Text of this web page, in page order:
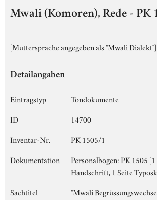
Mwali (Komoren), Rede - PK
[Muttersprache angegeben als "Mwali Dialekt"]
Detailangaben
Eintragstyp
Tondokumente
ID
14700
Inventar-Nr.
PK 1505/1
Dokumentation
Personalbogen: PK 1505 [1
Handschrift, 1 Seite
Sachtitel
"Mwali